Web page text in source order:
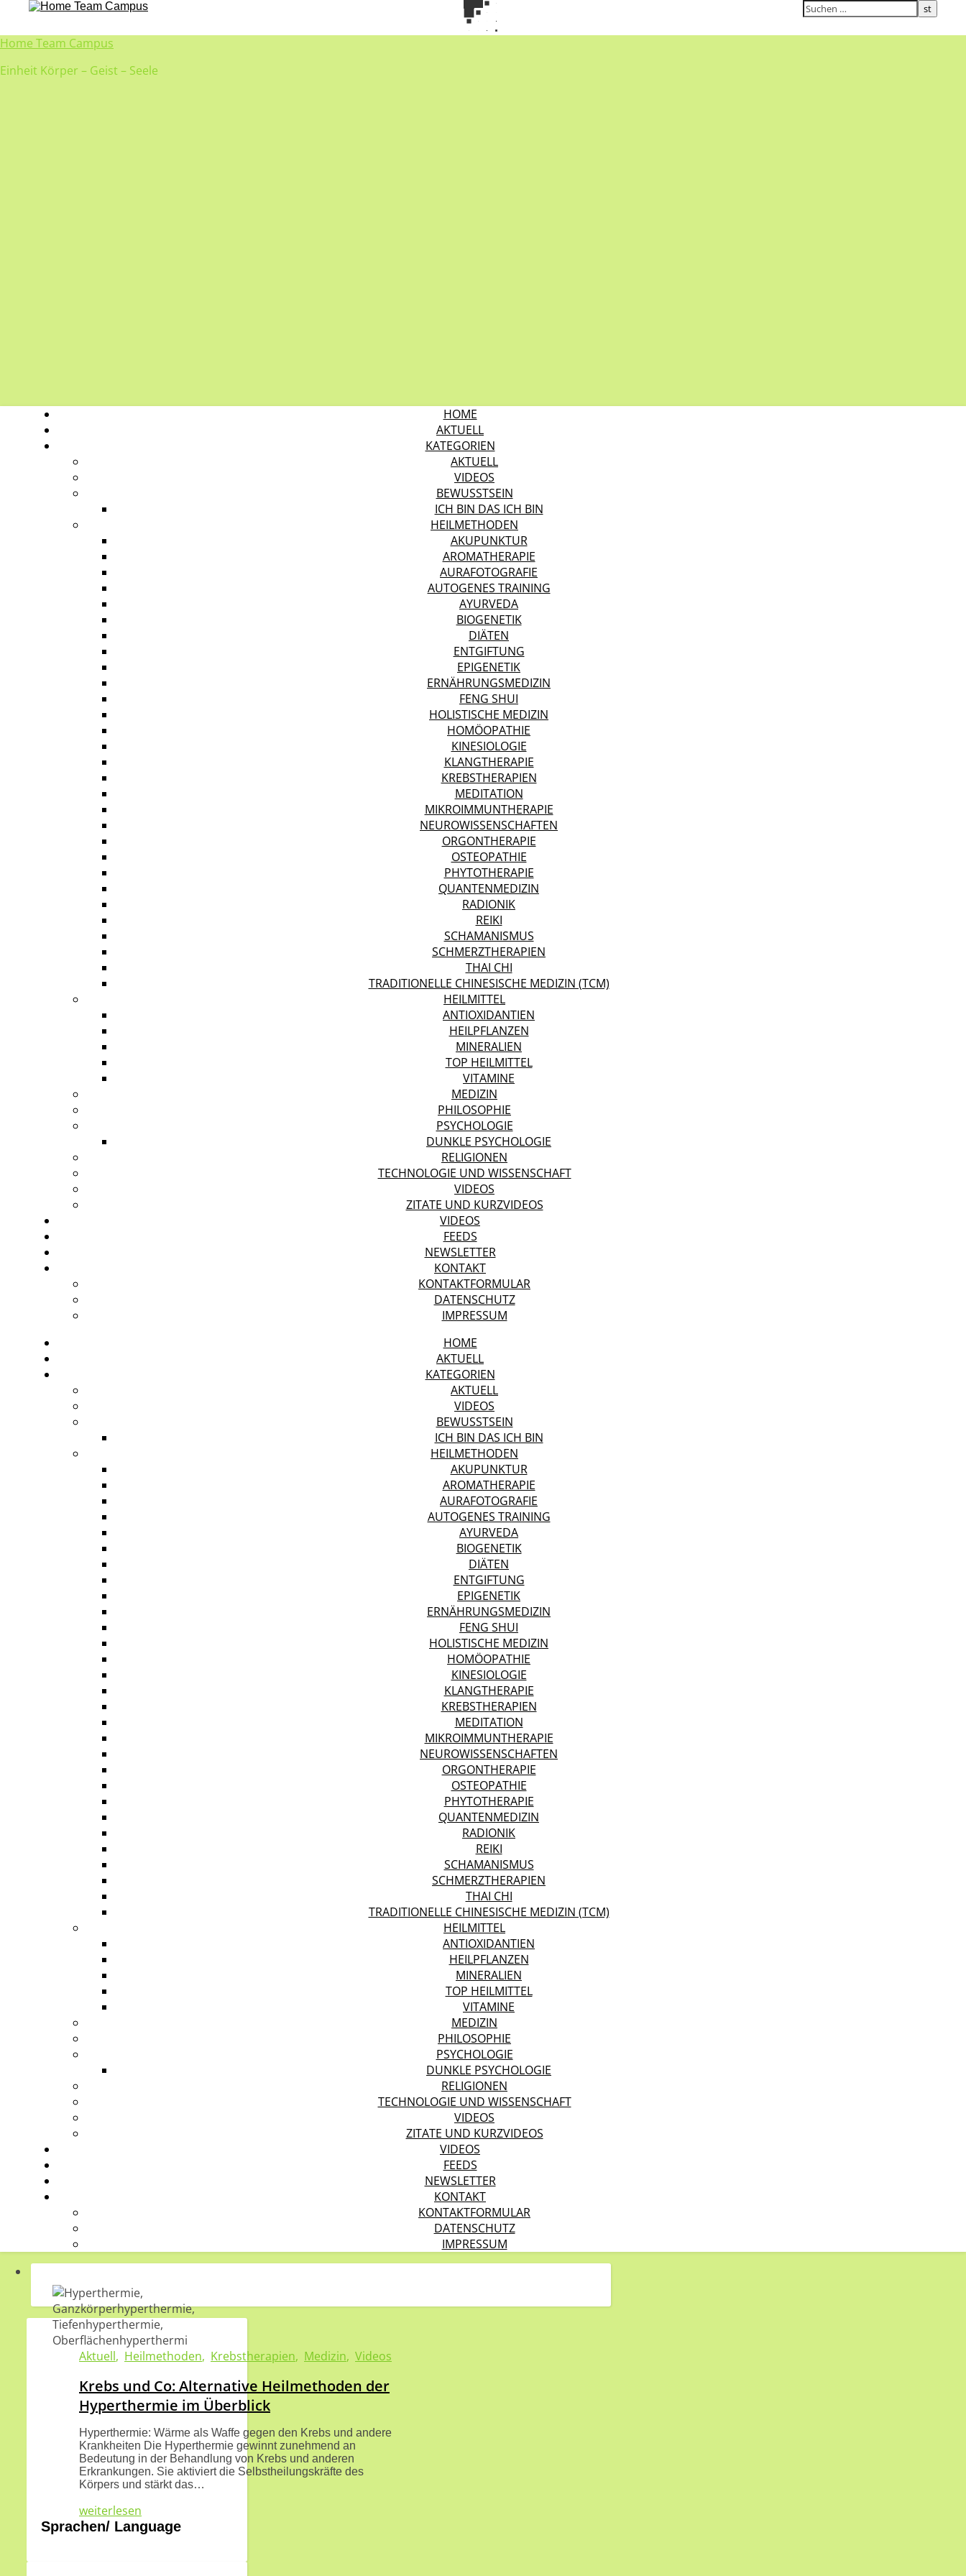
Home Team Campus
Einheit Körper – Geist – Seele
HOME
AKTUELL
KATEGORIEN
AKTUELL
VIDEOS
BEWUSSTSEIN
ICH BIN DAS ICH BIN
HEILMETHODEN
AKUPUNKTUR
AROMATHERAPIE
AURAFOTOGRAFIE
AUTOGENES TRAINING
AYURVEDA
BIOGENETIK
DIÄTEN
ENTGIFTUNG
EPIGENETIK
ERNÄHRUNGSMEDIZIN
FENG SHUI
HOLISTISCHE MEDIZIN
HOMÖOPATHIE
KINESIOLOGIE
KLANGTHERAPIE
KREBSTHERAPIEN
MEDITATION
MIKROIMMUNTHERAPIE
NEUROWISSENSCHAFTEN
ORGONTHERAPIE
OSTEOPATHIE
PHYTOTHERAPIE
QUANTENMEDIZIN
RADIONIK
REIKI
SCHAMANISMUS
SCHMERZTHERAPIEN
THAI CHI
TRADITIONELLE CHINESISCHE MEDIZIN (TCM)
HEILMITTEL
ANTIOXIDANTIEN
HEILPFLANZEN
MINERALIEN
TOP HEILMITTEL
VITAMINE
MEDIZIN
PHILOSOPHIE
PSYCHOLOGIE
DUNKLE PSYCHOLOGIE
RELIGIONEN
TECHNOLOGIE UND WISSENSCHAFT
VIDEOS
ZITATE UND KURZVIDEOS
VIDEOS
FEEDS
NEWSLETTER
KONTAKT
KONTAKTFORMULAR
DATENSCHUTZ
IMPRESSUM
HOME
AKTUELL
KATEGORIEN
AKTUELL
VIDEOS
BEWUSSTSEIN
ICH BIN DAS ICH BIN
HEILMETHODEN
AKUPUNKTUR
AROMATHERAPIE
AURAFOTOGRAFIE
AUTOGENES TRAINING
AYURVEDA
BIOGENETIK
DIÄTEN
ENTGIFTUNG
EPIGENETIK
ERNÄHRUNGSMEDIZIN
FENG SHUI
HOLISTISCHE MEDIZIN
HOMÖOPATHIE
KINESIOLOGIE
KLANGTHERAPIE
KREBSTHERAPIEN
MEDITATION
MIKROIMMUNTHERAPIE
NEUROWISSENSCHAFTEN
ORGONTHERAPIE
OSTEOPATHIE
PHYTOTHERAPIE
QUANTENMEDIZIN
RADIONIK
REIKI
SCHAMANISMUS
SCHMERZTHERAPIEN
THAI CHI
TRADITIONELLE CHINESISCHE MEDIZIN (TCM)
HEILMITTEL
ANTIOXIDANTIEN
HEILPFLANZEN
MINERALIEN
TOP HEILMITTEL
VITAMINE
MEDIZIN
PHILOSOPHIE
PSYCHOLOGIE
DUNKLE PSYCHOLOGIE
RELIGIONEN
TECHNOLOGIE UND WISSENSCHAFT
VIDEOS
ZITATE UND KURZVIDEOS
VIDEOS
FEEDS
NEWSLETTER
KONTAKT
KONTAKTFORMULAR
DATENSCHUTZ
IMPRESSUM
Aktuell, Heilmethoden, Krebstherapien, Medizin, Videos
Krebs und Co: Alternative Heilmethoden der
Hyperthermie im Überblick
Hyperthermie: Wärme als Waffe gegen den Krebs und andere
Krankheiten Die Hyperthermie gewinnt zunehmend an
Bedeutung in der Behandlung von Krebs und anderen
Erkrankungen. Sie aktiviert die Selbstheilungskräfte des
Körpers und stärkt das…
weiterlesen
Sprachen/ Language